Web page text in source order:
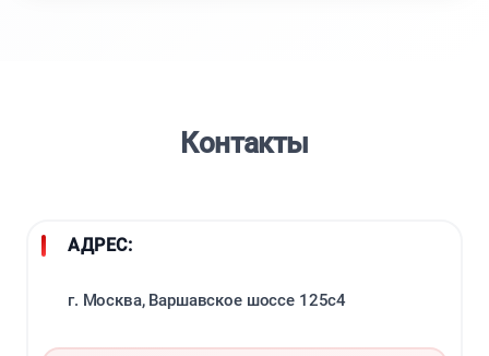
Контакты
АДРЕС:
г. Москва, Варшавское шоссе 125с4